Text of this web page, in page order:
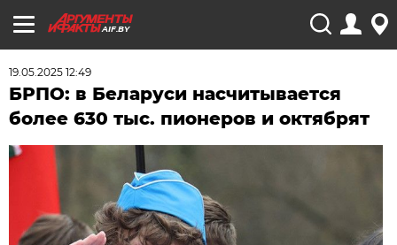
AIF.BY
19.05.2025 12:49
БРПО: в Беларуси насчитывается
более 630 тыс. пионеров и октябрят